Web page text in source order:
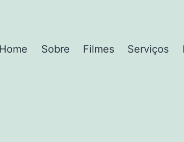
Home Sobre Filmes Serviços